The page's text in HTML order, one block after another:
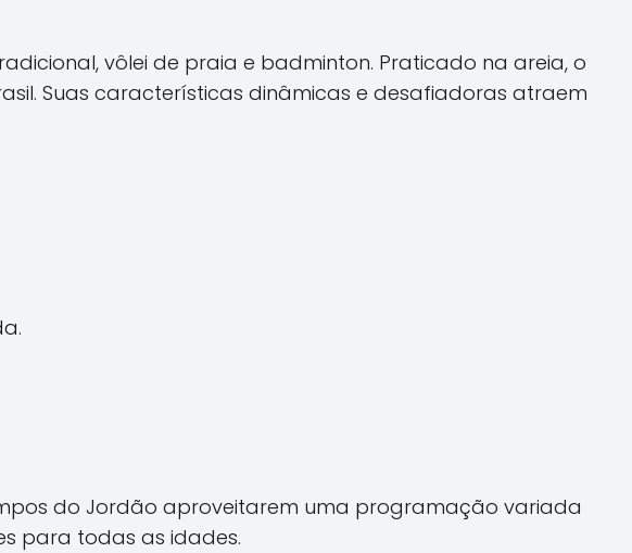
vôlei de praia e badminton. Praticado na areia, o
Suas características dinâmicas e desafiadoras atraem
do Jordão aproveitarem uma programação variada
para todas as idades.